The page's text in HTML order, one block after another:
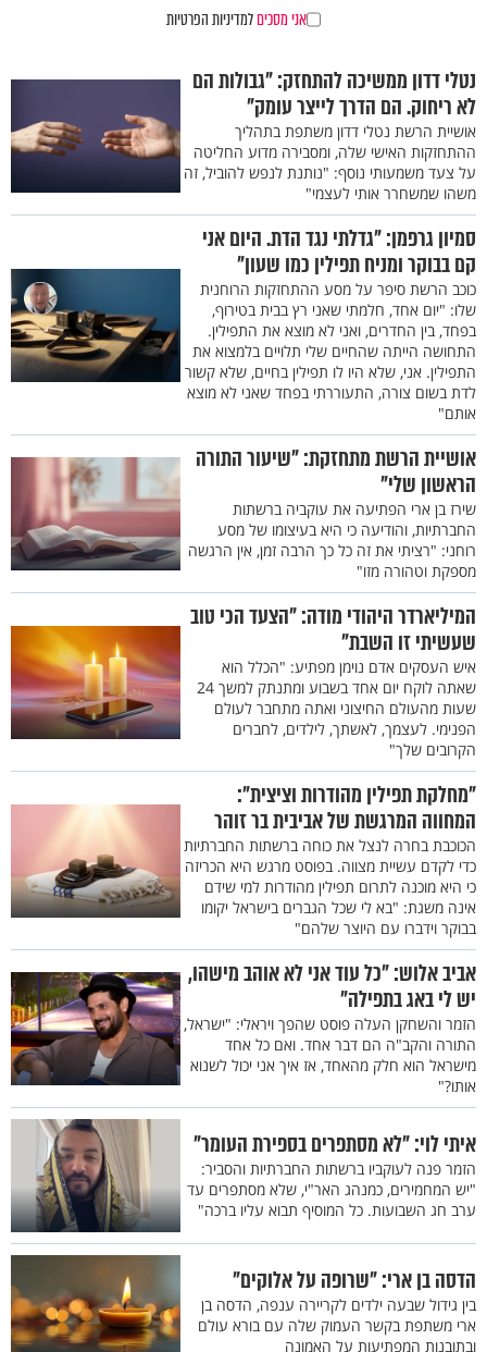
אני מסכיםלמדיניות הפרטיות
נטלי דדון ממשיכה להתחזק: "גבולות הם
לא ריחוק. הם הדרך לייצר עומק"
אושיית הרשת נטלי דדון משתפת בתהליך
ההתחזקות האישי שלה, ומסבירה מדוע החליטה
על צעד משמעותי נוסף: "נותנת לנפש להוביל, זה
משהו שמשחרר אותי לעצמי"
סמיון גרפמן: "גדלתי נגד הדת. היום אני
קם בבוקר ומניח תפילין כמו שעון"
כוכב הרשת סיפר על מסע ההתחזקות הרוחנית
שלו: "יום אחד, חלמתי שאני רץ בבית בטירוף,
בפחד, בין החדרים, ואני לא מוצא את התפילין.
התחושה הייתה שהחיים שלי תלויים בלמצוא את
התפילין. אני, שלא היו לו תפילין בחיים, שלא קשור
לדת בשום צורה, התעוררתי בפחד שאני לא מוצא
אותם"
אושיית הרשת מתחזקת: "שיעור התורה
הראשון שלי"
שירז בן ארי הפתיעה את עוקביה ברשתות
החברתיות, והודיעה כי היא בעיצומו של מסע
רוחני: "רציתי את זה כל כך הרבה זמן, אין הרגשה
מספקת וטהורה מזו"
המיליארדר היהודי מודה: "הצעד הכי טוב
שעשיתי זו השבת"
איש העסקים אדם נוימן מפתיע: "הכלל הוא
שאתה לוקח יום אחד בשבוע ומתנתק למשך 24
שעות מהעולם החיצוני ואתה מתחבר לעולם
הפנימי. לעצמך, לאשתך, לילדים, לחברים
הקרובים שלך"
"מחלקת תפילין מהודרות וציצית":
המחווה המרגשת של אביבית בר זוהר
הכוכבת בחרה לנצל את כוחה ברשתות החברתיות
כדי לקדם עשיית מצווה. בפוסט מרגש היא הכריזה
כי היא מוכנה לתרום תפילין מהודרות למי שידם
אינה משגת: "בא לי שכל הגברים בישראל יקומו
בבוקר וידברו עם היוצר שלהם"
אביב אלוש: "כל עוד אני לא אוהב מישהו,
יש לי באג בתפילה"
הזמר והשחקן העלה פוסט שהפך ויראלי: "ישראל,
התורה והקב"ה הם דבר אחד. ואם כל אחד
מישראל הוא חלק מהאחד, אז איך אני יכול לשנוא
אותו?"
איתי לוי: "לא מסתפרים בספירת העומר"
הזמר פנה לעוקביו ברשתות החברתיות והסביר:
"יש המחמירים, כמנהג האר"י, שלא מסתפרים עד
ערב חג השבועות. כל המוסיף תבוא עליו ברכה"
הדסה בן ארי: "שרופה על אלוקים"
בין גידול שבעה ילדים לקריירה ענפה, הדסה בן
ארי משתפת בקשר העמוק שלה עם בורא עולם
ובתובנות המפתיעות על האמונה